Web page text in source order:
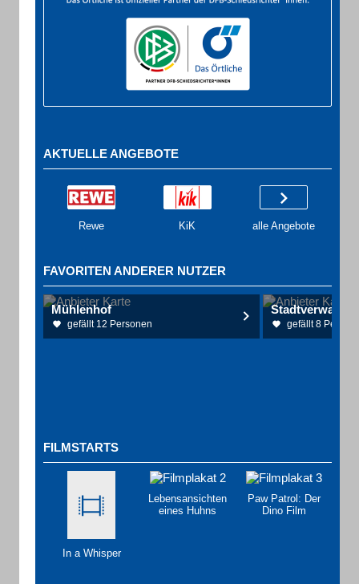
AKTUELLE ANGEBOTE
Rewe KiK alle Angebote
FAVORITEN ANDERER NUTZER
Mühlenhof
gefällt 12 Personen gefällt 8
FILMSTARTS
In a Whisper
Lebensansichten
eines Huhns
Paw Patrol: Der
Dino Film